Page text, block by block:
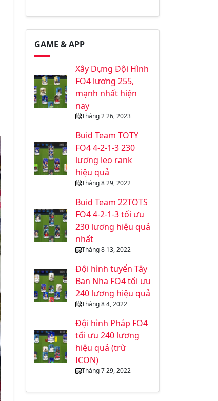
GAME & APP
Xây Dựng Đội Hình
FO4 lương 255,
mạnh nhất hiện
nay
Tháng 2 26, 2023
Buid Team TOTY
FO4 4-2-1-3 230
lương leo rank
hiệu quả
Tháng 8 29, 2022
Buid Team 22TOTS
FO4 4-2-1-3 tối ưu
230 lương hiệu quả
nhất
Tháng 8 13, 2022
Đội hình tuyển Tây
Ban Nha FO4 tối ưu
240 lương hiệu quả
Tháng 8 4, 2022
Đội hình Pháp FO4
tối ưu 240 lương
hiệu quả (trừ
ICON)
Tháng 7 29, 2022